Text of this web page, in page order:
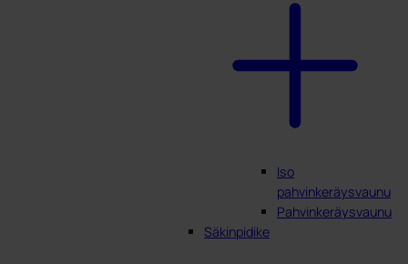
Iso
pahvinkeräysvaunu
Pahvinkeräysvaunu
Säkinpidike